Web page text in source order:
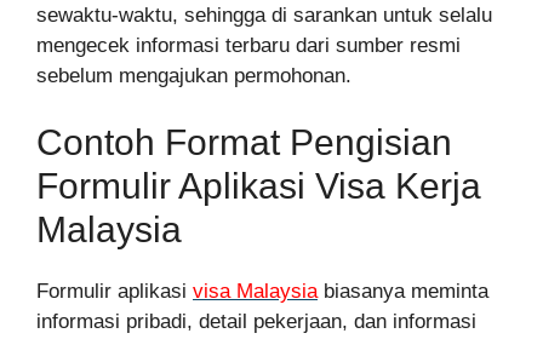
sewaktu-waktu, sehingga di sarankan untuk selalu
mengecek informasi terbaru dari sumber resmi
sebelum mengajukan permohonan.
Contoh Format Pengisian
Formulir Aplikasi Visa Kerja
Malaysia
Formulir aplikasi visa Malaysiabiasanya meminta
informasi pribadi, detail pekerjaan, dan informasi